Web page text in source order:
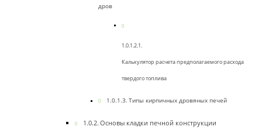
дров
Калькулятор расчета предполагаемого расхода
твердого топлива
Типы кирпичных дровяных печей
Основы кладки печной конструкции